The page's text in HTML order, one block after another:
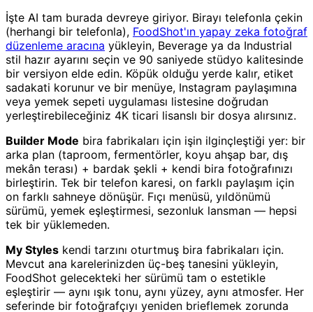
İşte AI tam burada devreye giriyor. Birayı telefonla çekin
(herhangi bir telefonla), FoodShot'ın yapay zeka fotoğraf
düzenleme aracına yükleyin, Beverage ya da Industrial
stil hazır ayarını seçin ve 90 saniyede stüdyo kalitesinde
bir versiyon elde edin. Köpük olduğu yerde kalır, etiket
sadakati korunur ve bir menüye, Instagram paylaşımına
veya yemek sepeti uygulaması listesine doğrudan
yerleştirebileceğiniz 4K ticari lisanslı bir dosya alırsınız.
Builder Mode bira fabrikaları için işin ilginçleştiği yer: bir
arka plan (taproom, fermentörler, koyu ahşap bar, dış
mekân terası) + bardak şekli + kendi bira fotoğrafınızı
birleştirin. Tek bir telefon karesi, on farklı paylaşım için
on farklı sahneye dönüşür. Fıçı menüsü, yıldönümü
sürümü, yemek eşleştirmesi, sezonluk lansman — hepsi
tek bir yüklemeden.
My Styles kendi tarzını oturtmuş bira fabrikaları için.
Mevcut ana karelerinizden üç-beş tanesini yükleyin,
FoodShot gelecekteki her sürümü tam o estetikle
eşleştirir — aynı ışık tonu, aynı yüzey, aynı atmosfer. Her
seferinde bir fotoğrafçıyı yeniden brieflemek zorunda